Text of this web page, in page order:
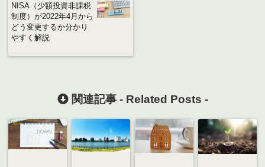
NISA（少額投資非課税
制度）が2022年4月から
どう変更するか分かり
やすく解説
関連記事 - Related Posts -